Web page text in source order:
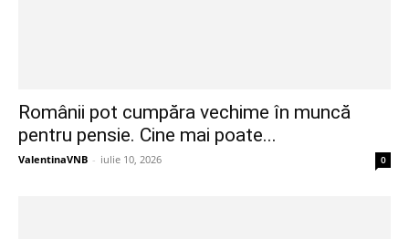
Românii pot cumpăra vechime în muncă
pentru pensie. Cine mai poate...
ValentinaVNB - iulie 10, 2026 0